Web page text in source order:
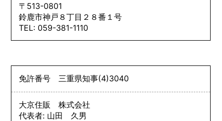
〒513-0801
鈴鹿市神戸８丁目２８番１号
TEL: 059-381-1110
免許番号 三重県知事(4)3040
大京住販 株式会社
代表者: 山田 久男